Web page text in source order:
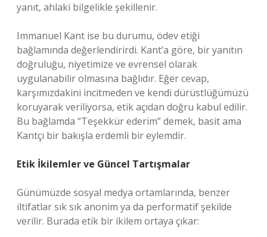
yanıt, ahlaki bilgelikle şekillenir.
Immanuel Kant ise bu durumu, ödev etiği
bağlamında değerlendirirdi. Kant’a göre, bir yanıtın
doğruluğu, niyetimize ve evrensel olarak
uygulanabilir olmasına bağlıdır. Eğer cevap,
karşımızdakini incitmeden ve kendi dürüstlüğümüzü
koruyarak veriliyorsa, etik açıdan doğru kabul edilir.
Bu bağlamda “Teşekkür ederim” demek, basit ama
Kantçı bir bakışla erdemli bir eylemdir.
Etik İkilemler ve Güncel Tartışmalar
Günümüzde sosyal medya ortamlarında, benzer
iltifatlar sık sık anonim ya da performatif şekilde
verilir. Burada etik bir ikilem ortaya çıkar: